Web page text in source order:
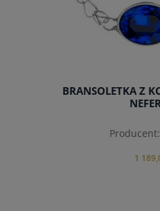
BRANSOLETKA Z
Producent:
1